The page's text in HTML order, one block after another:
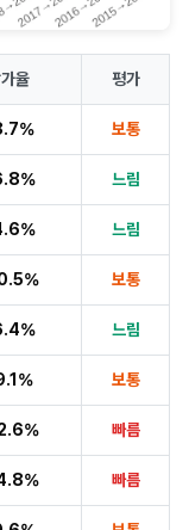
율 평가
보통
느림
느림
보통
느림
보통
빠름
빠름